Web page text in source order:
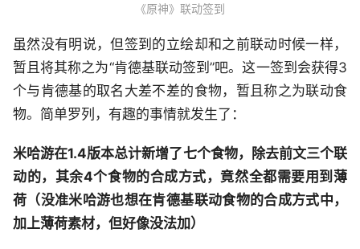
《原神》联动签到
虽然没有明说，但签到的立绘却和之前联动时候一样，
暂且将其称之为“肯德基联动签到”吧。这一签到会获得3
个与肯德基的取名大差不差的食物，暂且称之为联动食
物。简单罗列，有趣的事情就发生了：
米哈游在1.4版本总计新增了七个食物，除去前文三个联
动的，其余4个食物的合成方式，竟然全都需要用到薄
荷（没准米哈游也想在肯德基联动食物的合成方式中，
加上薄荷素材，但好像没法加）